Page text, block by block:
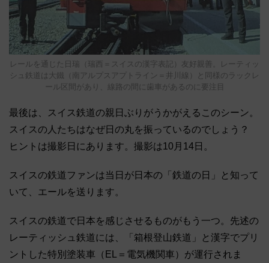
レールを通じた日瑞（瑞西＝スイスの漢字表記）友好親善。レーティッ
シュ鉄道は大鐵（南アルプスアプトライン＝井川線）と同様のラックレ
ール区間があり、線路の間に歯車があるのに要注目
最後は、スイス鉄道の親日ぶりがうかがえるこのシーン。
スイスの人たちはなぜ日の丸を振っているのでしょう？
ヒントは撮影日にあります。撮影は10月14日。
スイスの鉄道ファンは当日が日本の「鉄道の日」と知って
いて、エールを送ります。
スイスの鉄道で日本を感じさせるものがもう一つ。先述の
レーティッシュ鉄道には、「箱根登山鉄道」と漢字でプリ
ントした特別塗装車（EL＝電気機関車）が運行されま